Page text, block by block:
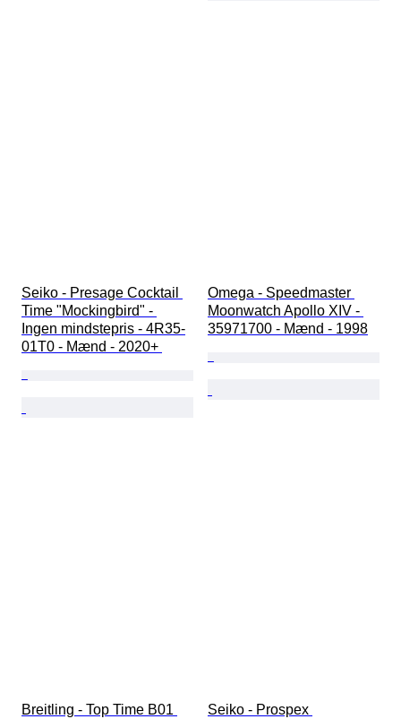
Seiko - Presage Cocktail
Time "Mockingbird" -
Ingen mindstepris - 4R35-
01T0 - Mænd - 2020+
Omega - Speedmaster
Moonwatch Apollo XIV -
35971700 - Mænd - 1998
Breitling - Top Time B01
Seiko - Prospex